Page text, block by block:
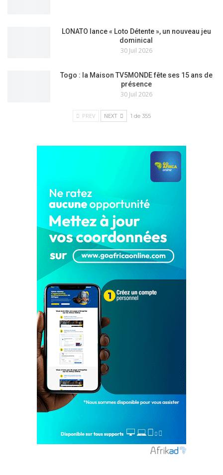
LONATO lance « Loto Détente », un nouveau jeu
dominical
30 Juil 2026
Togo : la Maison TV5MONDE fête ses 15 ans de
présence
30 Juil 2026
PREV NEXT 1 de 355